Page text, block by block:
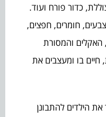
כדור פורח ועוד.
חומרים, חפצים,
האקלים והמסורת
בו ומעצבים את
הילדים להתבונן